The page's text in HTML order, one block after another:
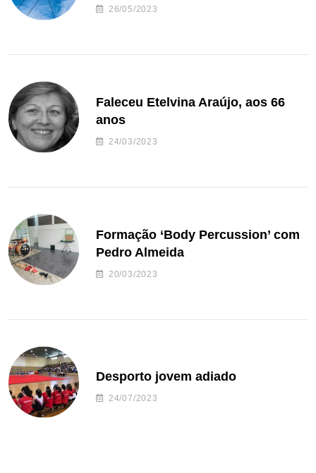
26/05/2023
Faleceu Etelvina Araújo, aos 66
anos
24/03/2023
Formação ‘Body Percussion’ com
Pedro Almeida
20/03/2023
Desporto jovem adiado
24/07/2023